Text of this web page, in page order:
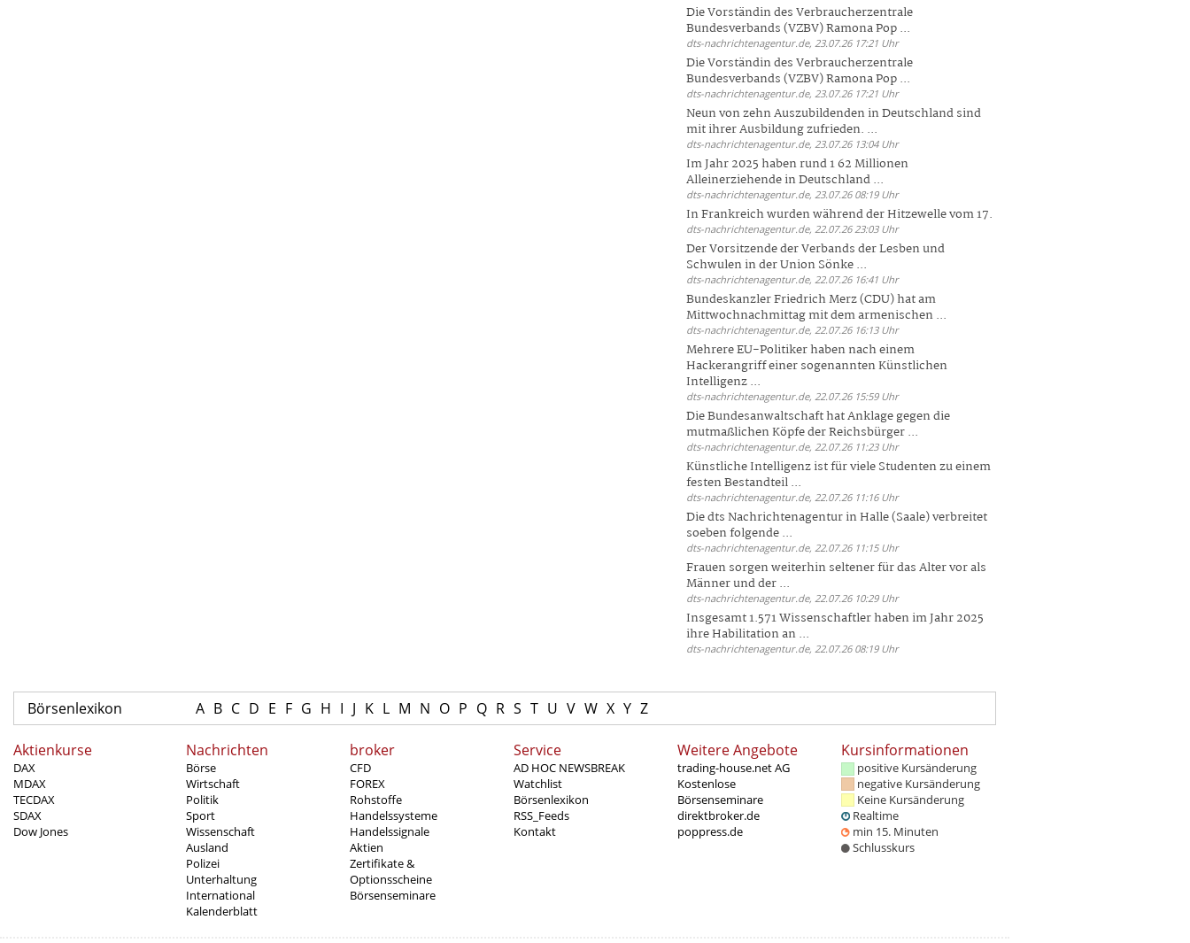
Die Vorständin des Verbraucherzentrale
Bundesverbands (VZBV) Ramona Pop ...
dts-nachrichtenagentur.de, 23.07.26 17:21 Uhr
Die Vorständin des Verbraucherzentrale
Bundesverbands (VZBV) Ramona Pop ...
dts-nachrichtenagentur.de, 23.07.26 17:21 Uhr
Neun von zehn Auszubildenden in Deutschland sind
mit ihrer Ausbildung zufrieden. ...
dts-nachrichtenagentur.de, 23.07.26 13:04 Uhr
Im Jahr 2025 haben rund 1 62 Millionen
Alleinerziehende in Deutschland ...
dts-nachrichtenagentur.de, 23.07.26 08:19 Uhr
In Frankreich wurden während der Hitzewelle vom 17.
dts-nachrichtenagentur.de, 22.07.26 23:03 Uhr
Der Vorsitzende der Verbands der Lesben und
Schwulen in der Union Sönke ...
dts-nachrichtenagentur.de, 22.07.26 16:41 Uhr
Bundeskanzler Friedrich Merz (CDU) hat am
Mittwochnachmittag mit dem armenischen ...
dts-nachrichtenagentur.de, 22.07.26 16:13 Uhr
Mehrere EU-Politiker haben nach einem
Hackerangriff einer sogenannten Künstlichen
Intelligenz ...
dts-nachrichtenagentur.de, 22.07.26 15:59 Uhr
Die Bundesanwaltschaft hat Anklage gegen die
mutmaßlichen Köpfe der Reichsbürger ...
dts-nachrichtenagentur.de, 22.07.26 11:23 Uhr
Künstliche Intelligenz ist für viele Studenten zu einem
festen Bestandteil ...
dts-nachrichtenagentur.de, 22.07.26 11:16 Uhr
Die dts Nachrichtenagentur in Halle (Saale) verbreitet
soeben folgende ...
dts-nachrichtenagentur.de, 22.07.26 11:15 Uhr
Frauen sorgen weiterhin seltener für das Alter vor als
Männer und der ...
dts-nachrichtenagentur.de, 22.07.26 10:29 Uhr
Insgesamt 1.571 Wissenschaftler haben im Jahr 2025
ihre Habilitation an ...
dts-nachrichtenagentur.de, 22.07.26 08:19 Uhr
Börsenlexikon A B C D E F G H I J K L M N O P Q R S T U V W X Y Z
Aktienkurse
DAX
MDAX
TECDAX
SDAX
Dow Jones
Nachrichten
Börse
Wirtschaft
Politik
Sport
Wissenschaft
Ausland
Polizei
Unterhaltung
International
Kalenderblatt
broker
CFD
FOREX
Rohstoffe
Handelssysteme
Handelssignale
Aktien
Zertifikate &
Optionsscheine
Börsenseminare
Service
AD HOC NEWSBREAK
Watchlist
Börsenlexikon
RSS_Feeds
Kontakt
Weitere Angebote
trading-house.net AG
Kostenlose
Börsenseminare
direktbroker.de
poppress.de
Kursinformationen
positive Kursänderung
negative Kursänderung
Keine Kursänderung
Realtime
min 15. Minuten
Schlusskurs